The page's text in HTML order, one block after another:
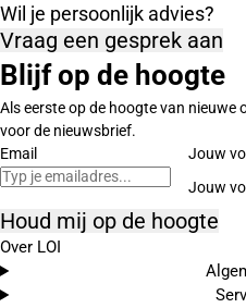
Wil je persoonlijk advies?
Vraag een gesprek aan
Blijf op de hoogte
Als eerste op de hoogte van nieuwe
voor de nieuwsbrief.
Email
Jouw
Houd mij op de hoogte
Over LOI